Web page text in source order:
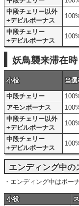
中段チェリー以外
+デビルボーナス
中段チェリー
+デビルボーナス
妖鳥襲来滞在時
小役 当選
中段チェリー
アモンボーナス
中段チェリー以外
+デビルボーナス
中段チェリー
+デビルボーナス
エンディング中の
・エンディング中はボー
小役